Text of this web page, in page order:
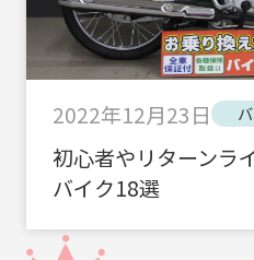
2022年12月23日
初心者やリターンラ
バイク18選